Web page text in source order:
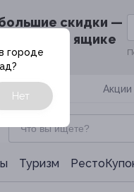
скидки —
почтовом ящике
Акции
Туризм
городе
?
Нет